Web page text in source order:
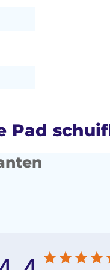
Pad